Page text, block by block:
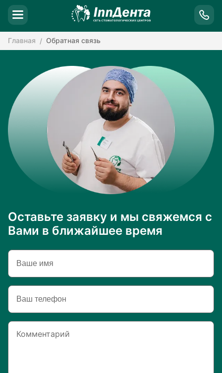
Главная Обратная связь
Оставьте заявку и мы свяжемся с
Вами в ближайшее время